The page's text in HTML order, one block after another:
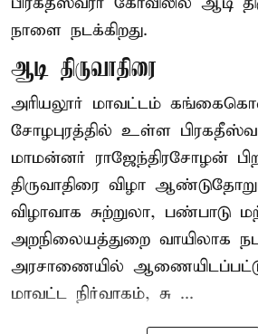
நாளை நடக்கிறது.
ஆடி திருவாதிரை
அரியலூர் மாவட்டம்
சோழபுரத்தில் உள்ள
மாமன்னர் ராஜேந்திரசோழன்
திருவாதிரை விழா
விழாவாக சுற்றுலா, பண்பாடு
அறநிலையத்துறை வாயிலாக
அரசாணையில்
மாவட்ட நிர்வாகம், சு ...